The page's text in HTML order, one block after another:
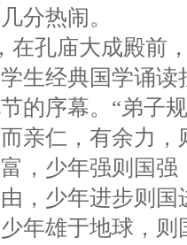
分热闹。
孔庙大成殿前
生经典国学诵
的序幕。“弟子
亲仁，有余力
，少年强则国
，少年进步则
年雄于地球，